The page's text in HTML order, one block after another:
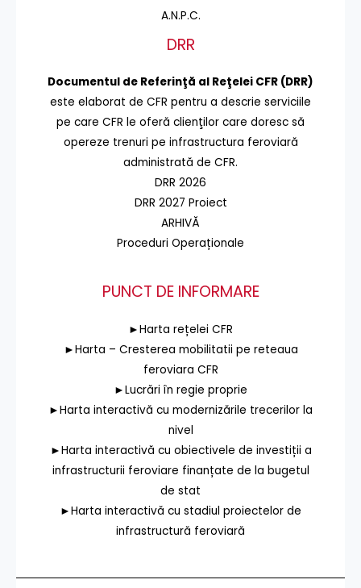
A.N.P.C.
DRR
Documentul de Referinţă al Reţelei CFR (DRR)
este elaborat de CFR pentru a descrie serviciile
pe care CFR le oferă clienţilor care doresc să
opereze trenuri pe infrastructura feroviară
administrată de CFR.
DRR 2026
DRR 2027 Proiect
ARHIVĂ
Proceduri Operaționale
PUNCT DE INFORMARE
►Harta rețelei CFR
►Harta – Cresterea mobilitatii pe reteaua
feroviara CFR
►Lucrări în regie proprie
►Harta interactivă cu modernizările trecerilor la
nivel
►Harta interactivă cu obiectivele de investiții a
infrastructurii feroviare finanțate de la bugetul
de stat
►Harta interactivă cu stadiul proiectelor de
infrastructură feroviară